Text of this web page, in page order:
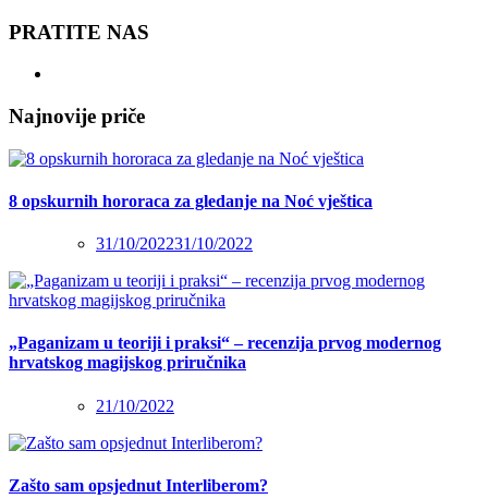
PRATITE NAS
Najnovije priče
8 opskurnih hororaca za gledanje na Noć vještica
31/10/202231/10/2022
„Paganizam u teoriji i praksi“ – recenzija prvog modernog
hrvatskog magijskog priručnika
21/10/2022
Zašto sam opsjednut Interliberom?